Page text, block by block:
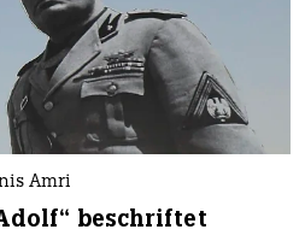
Amri
beschriftet